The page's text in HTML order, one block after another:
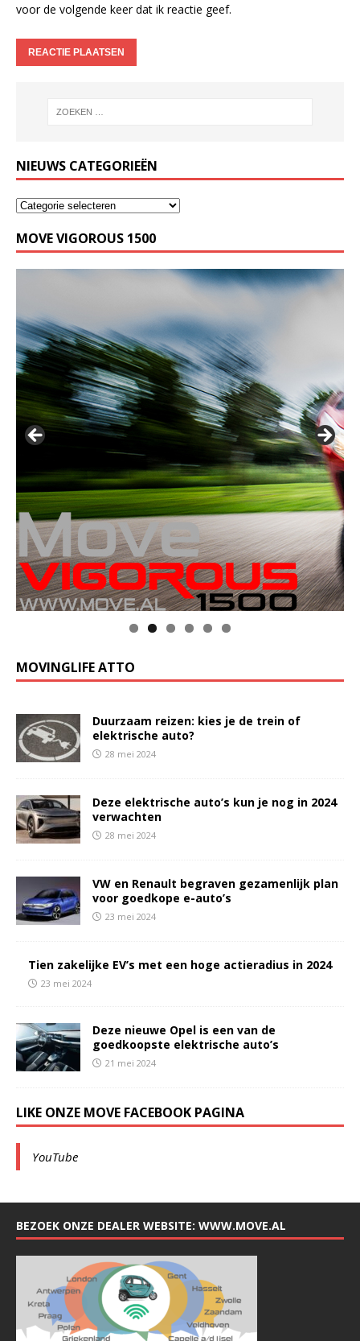
voor de volgende keer dat ik reactie geef.
NIEUWS CATEGORIEËN
MOVE VIGOROUS 1500
Klik op de foto voor meer informatie
MOVINGLIFE ATTO
Duurzaam reizen: kies je de trein of
elektrische auto?
28 mei 2024
Deze elektrische auto’s kun je nog in 2024
verwachten
28 mei 2024
VW en Renault begraven gezamenlijk plan
voor goedkope e-auto’s
23 mei 2024
Tien zakelijke EV’s met een hoge actieradius in 2024
23 mei 2024
Deze nieuwe Opel is een van de
goedkoopste elektrische auto’s
21 mei 2024
LIKE ONZE MOVE FACEBOOK PAGINA
YouTube
BEZOEK ONZE DEALER WEBSITE: WWW.MOVE.AL